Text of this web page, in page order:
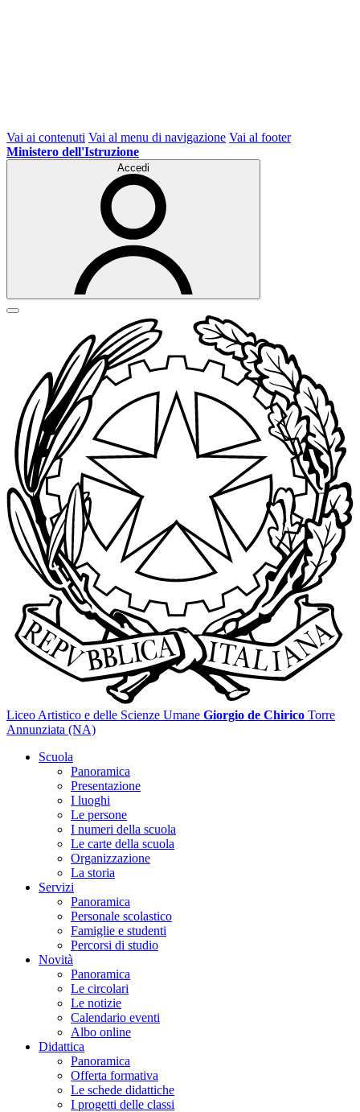
Vai ai contenuti Vai al menu di navigazione Vai al footer
Ministero dell'Istruzione
Accedi
Liceo Artistico e delle Scienze Umane Giorgio de Chirico Torre
Annunziata (NA)
Scuola
Panoramica
Presentazione
I luoghi
Le persone
I numeri della scuola
Le carte della scuola
Organizzazione
La storia
Servizi
Panoramica
Personale scolastico
Famiglie e studenti
Percorsi di studio
Novità
Panoramica
Le circolari
Le notizie
Calendario eventi
Albo online
Didattica
Panoramica
Offerta formativa
Le schede didattiche
I progetti delle classi